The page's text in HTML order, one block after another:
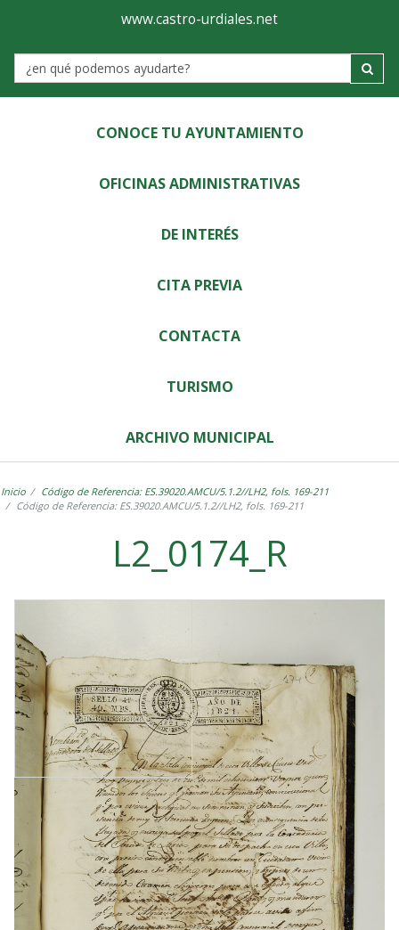
Ayuntamiento
de
Castro-
Urdiales
www.castro-urdiales.net
Label
CONOCE TU AYUNTAMIENTO
OFICINAS ADMINISTRATIVAS
DE INTERÉS
CITA PREVIA
CONTACTA
TURISMO
ARCHIVO MUNICIPAL
Inicio
Código de Referencia: ES.39020.AMCU/5.1.2//LH2, fols. 169-211
Código de Referencia: ES.39020.AMCU/5.1.2//LH2, fols. 169-211
L2_0174_R